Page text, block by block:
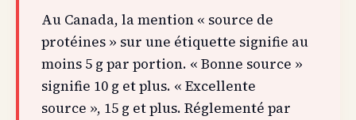
Au Canada, la mention « source de
protéines » sur une étiquette signifie au
moins 5 g par portion. « Bonne source »
signifie 10 g et plus. « Excellente
source », 15 g et plus. Réglementé par